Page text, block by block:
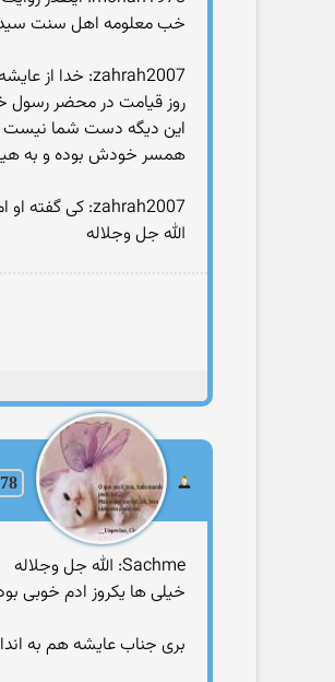
خب معلومه اهل سنت
zahrah2007: خدا از عایشه نگذرد او هم در پایمال شدن حق حضرت علی(ع) دخیل بود
روز قیامت در محضر رسول
این دیگه دست شما نیست
همسر خودش بوده و به
zahrah2007: کی گفته او ام المومنین است ؟
الله جل وجلاله
Sachme: الله جل وجلاله
خیلی ها یکروز ادم خوبی
بری جناب عایشه هم به